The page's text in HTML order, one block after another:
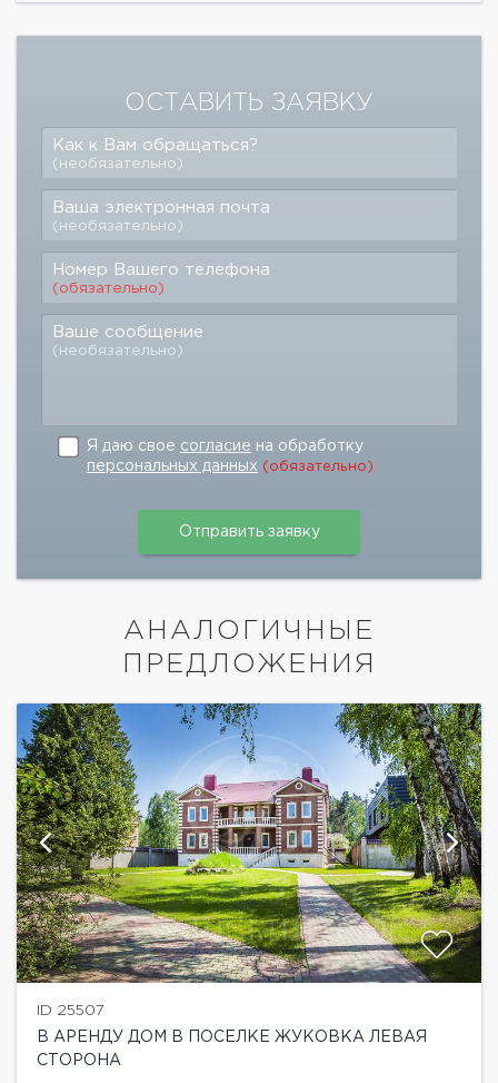
ОСТАВИТЬ ЗАЯВКУ
Как к Вам обращаться?
(необязательно)
Ваша электронная почта
(необязательно)
Номер Вашего телефона
(обязательно)
Ваше сообщение
(необязательно)
Я даю свое согласие на обработку
персональных данных (обязательно)
АНАЛОГИЧНЫЕ
ПРЕДЛОЖЕНИЯ
ID 25507
В АРЕНДУ ДОМ В ПОСЕЛКЕ ЖУКОВКА ЛЕВАЯ
СТОРОНА